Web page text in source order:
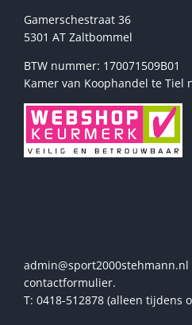
Gamerschestraat 36
5301 AT Zaltbommel
BTW nummer: 170071509B01
Kamer van Koophandel te Tiel
admin@sport2000stehmann.nl
contactformulier.
T: 0418-512878 (alleen tijdens